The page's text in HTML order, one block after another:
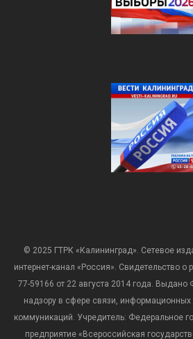
© 2025 ГТРК «Калининград». Сетевое
интернет-канал «Россия». Свидетельство
77-59166 от 22 августа 2014 года.
надзору в сфере связи,
коммуникаций. Учредитель: Федеральное
предприятие «Всероссийская